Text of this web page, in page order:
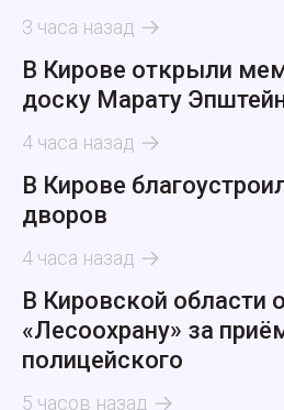
3 часа назад
В Кирове открыли
доску Марату
4 часа назад
В Кирове
дворов
4 часа назад
В Кировской области
«Лесоохрану» за
полицейского
5 часов назад